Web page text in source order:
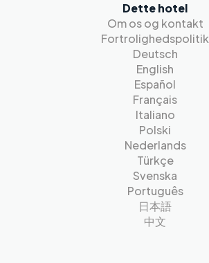
Dette hotel
Om os og kontakt
Fortrolighedspolitik
Deutsch
English
Español
Français
Italiano
Polski
Nederlands
Türkçe
Svenska
Português
日本語
中文